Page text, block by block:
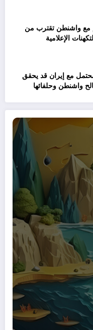
مع واشنطن تقترب من
الإعلامية
مع إيران قد يحقق
واشنطن وحلفائها